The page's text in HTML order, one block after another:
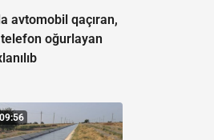
avtomobil qaçıran,
oğurlayan